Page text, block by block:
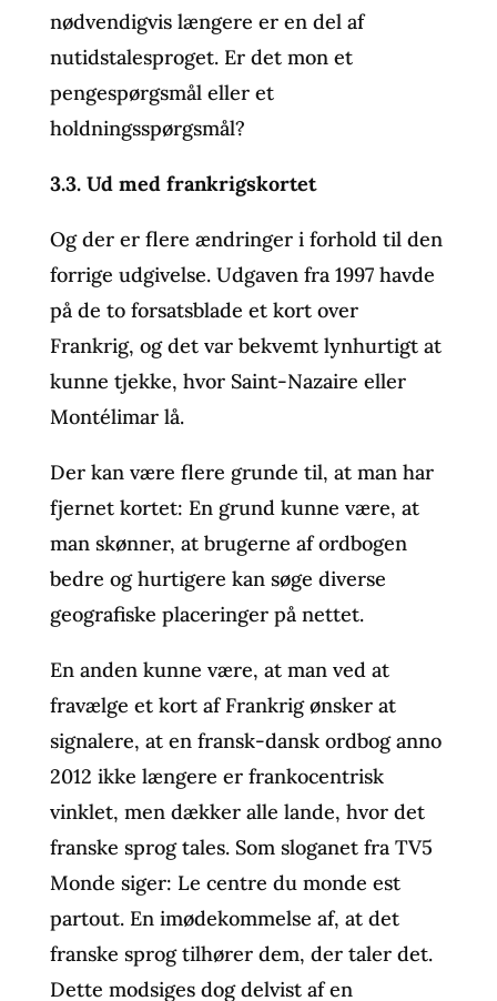
nødvendigvis længere er en del af
nutidstalesproget. Er det mon et
pengespørgsmål eller et
holdningsspørgsmål?
3.3. Ud med frankrigskortet
Og der er flere ændringer i forhold til den
forrige udgivelse. Udgaven fra 1997 havde
på de to forsatsblade et kort over
Frankrig, og det var bekvemt lynhurtigt at
kunne tjekke, hvor Saint-Nazaire eller
Montélimar lå.
Der kan være flere grunde til, at man har
fjernet kortet: En grund kunne være, at
man skønner, at brugerne af ordbogen
bedre og hurtigere kan søge diverse
geografiske placeringer på nettet.
En anden kunne være, at man ved at
fravælge et kort af Frankrig ønsker at
signalere, at en fransk-dansk ordbog anno
2012 ikke længere er frankocentrisk
vinklet, men dækker alle lande, hvor det
franske sprog tales. Som sloganet fra TV5
Monde siger: Le centre du monde est
partout. En imødekommelse af, at det
franske sprog tilhører dem, der taler det.
Dette modsiges dog delvist af en